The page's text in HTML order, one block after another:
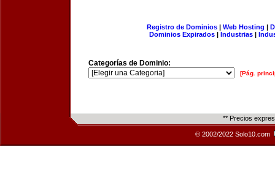
Registro de Dominios| Web Hosting |
Dominios Expirados | Industrias |
Categorías de Dominio:
[Pág.
** Precios
© 2002/2022 Solo10.com